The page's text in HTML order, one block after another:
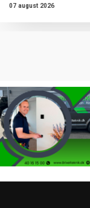
07 august 2026